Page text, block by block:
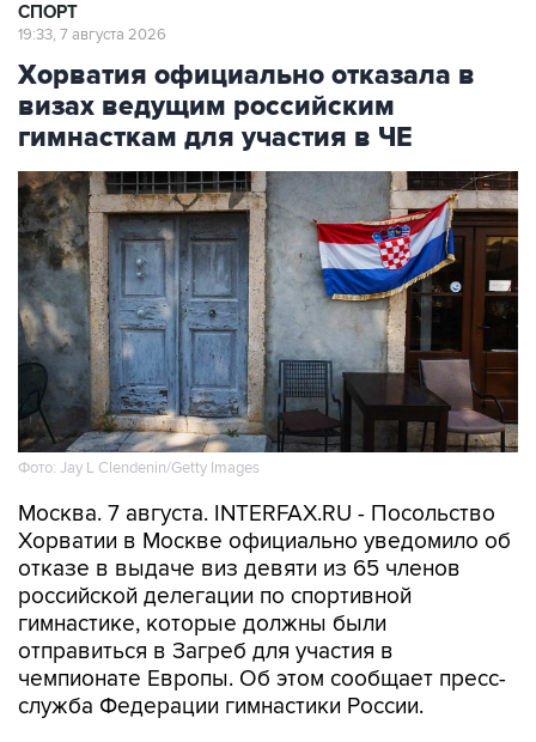
СПОРТ
19:33, 7 августа 2026
Хорватия официально отказала в
визах ведущим российским
гимнасткам для участия в ЧЕ
Фото: Jay L Clendenin/Getty Images
Москва. 7 августа. INTERFAX.RU - Посольство
Хорватии в Москве официально уведомило об
отказе в выдаче виз девяти из 65 членов
российской делегации по спортивной
гимнастике, которые должны были
отправиться в Загреб для участия в
чемпионате Европы. Об этом сообщает пресс-
служба Федерации гимнастики России.